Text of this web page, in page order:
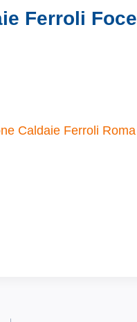
Ferroli
Caldaie Ferroli Roma